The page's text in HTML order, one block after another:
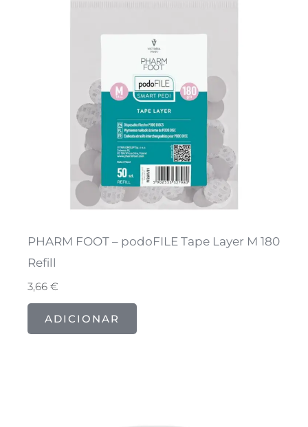
PHARM FOOT – podoFILE Tape Layer M 180
Refill
3,66€
ADICIONAR